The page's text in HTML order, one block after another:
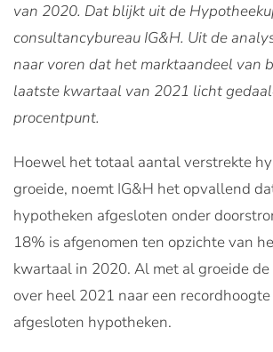
van 2020. Dat blijkt uit de
consultancybureau IG&H. Uit de
naar voren dat het marktaandeel van
laatste kwartaal van 2021 licht
procentpunt.
Hoewel het totaal aantal verstrekte
groeide, noemt IG&H het opvallend
hypotheken afgesloten onder
18% is afgenomen ten opzichte van
kwartaal in 2020. Al met al groeide
over heel 2021 naar een
afgesloten hypotheken.